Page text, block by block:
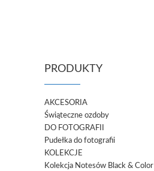
PRODUKTY
AKCESORIA
Świąteczne ozdoby
DO FOTOGRAFII
Pudełka do fotografii
KOLEKCJE
Kolekcja Notesów Black & Color